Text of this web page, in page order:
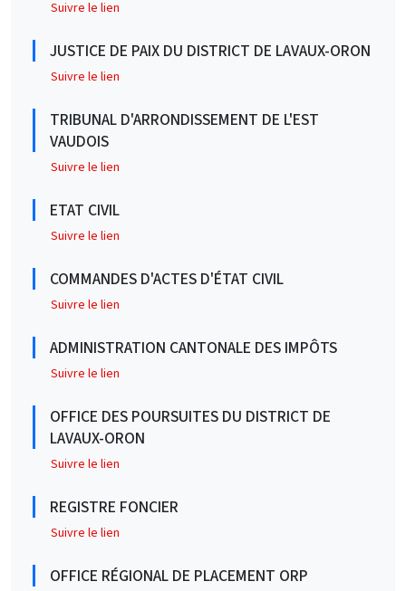
Suivre le lien
JUSTICE DE PAIX DU DISTRICT DE LAVAUX-ORON
Suivre le lien
TRIBUNAL D'ARRONDISSEMENT DE L'EST
VAUDOIS
Suivre le lien
ETAT CIVIL
Suivre le lien
COMMANDES D'ACTES D'ÉTAT CIVIL
Suivre le lien
ADMINISTRATION CANTONALE DES IMPÔTS
Suivre le lien
OFFICE DES POURSUITES DU DISTRICT DE
LAVAUX-ORON
Suivre le lien
REGISTRE FONCIER
Suivre le lien
OFFICE RÉGIONAL DE PLACEMENT ORP